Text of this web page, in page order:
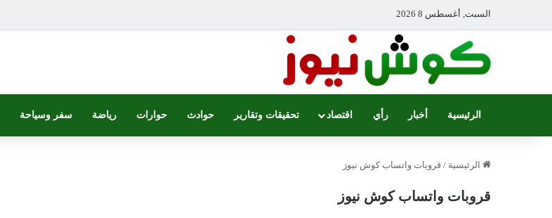
السبت, أغسطس 8 2026
الرئيسية أخبار رأي اقتصاد تحقيقات وتقارير حوادث حوارات رياضة سفر وسياحة
الرئيسية / قروبات واتساب كوش نيوز
قروبات واتساب كوش نيوز